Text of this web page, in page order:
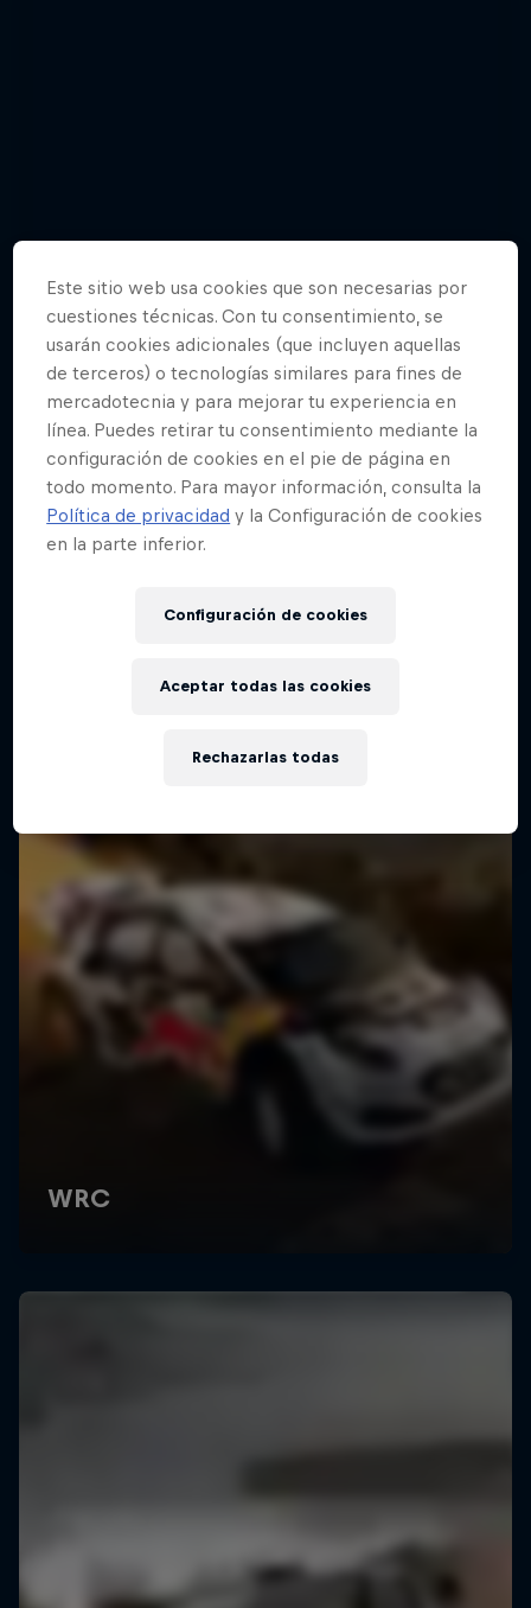
El Campeonato del Mundo de Rallies de
2018 en fotos
15 fotos
Este sitio web usa cookies que son necesarias por
cuestiones técnicas. Con tu consentimiento, se
usarán cookies adicionales (que incluyen aquellas
de terceros) o tecnologías similares para fines de
mercadotecnia y para mejorar tu experiencia en
línea. Puedes retirar tu consentimiento mediante la
configuración de cookies en el pie de página en
todo momento. Para mayor información, consulta la
Política de privacidad y la Configuración de cookies
en la parte inferior.
Configuración de cookies
Rechazarlas todas
Aceptar todas las cookies